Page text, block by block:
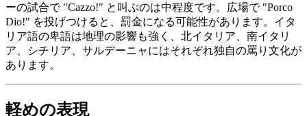
ーの試合で "Cazzo!" と叫ぶのは中程度です。広場で "Porco
Dio!" を投げつけると、罰金になる可能性があります。イタ
リア語の卑語は地理の影響も強く、北イタリア、南イタリ
ア、シチリア、サルデーニャにはそれぞれ独自の罵り文化が
あります。
軽めの表現